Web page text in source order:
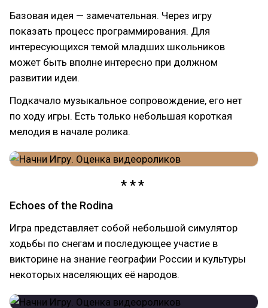
Базовая идея — замечательная. Через игру
показать процесс программирования. Для
интересующихся темой младших школьников
может быть вполне интересно при должном
развитии идеи.
Подкачало музыкальное сопровождение, его нет
по ходу игры. Есть только небольшая короткая
мелодия в начале ролика.
Echoes of the Rodina
Игра представляет собой небольшой симулятор
ходьбы по снегам и последующее участие в
викторине на знание географии России и культуры
некоторых населяющих её народов.